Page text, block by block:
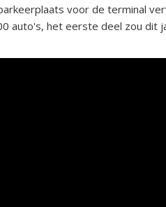
voor de terminal
auto's, het eerste deel zou dit